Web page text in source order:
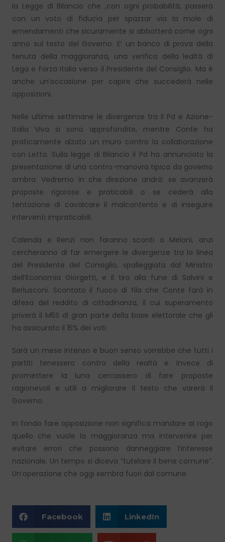
la Legge di Bilancio che ,con ogni probabilità, passerà
con un voto di fiducia per spazzar via la mole di
emendamenti che sicuramente si abbatterà come ogni
anno sul testo del Governo. E’ un banco di prova della
tenuta della maggioranza, una verifica della lealtà di
Lega e Forza Italia verso il Presidente del Consiglio. Ma è
anche un’occasione per capire che succederà nelle
opposizioni.
Nelle ultime settimane le divergenze tra il Pd e Azione-
Italia Viva si sono approfondite, mentre Conte ha
praticamente alzato un muro contro la collaborazione
con Letta. Sulla legge di Bilancio il Pd ha annunciato la
presentazione di una contro-manovra tipica da governo
ombra. Vedremo in che direzione andrà: se avanzerà
proposte rigorose e praticabili o se cederà alla
tentazione di cavalcare il malcontento e di inseguire
interventi impraticabili.
Calenda e Renzi non faranno sconti a Meloni, anzi
cercheranno di far emergere le divergenze tra la linea
del Presidente del Consiglio, spalleggiata dal Ministro
dell’Economia Giorgetti, e il tiro alla fune di Salvini e
Berlusconi. Scontato il fuoco di fila che Conte farà in
difesa del reddito di cittadinanza, il cui superamento
priverà il M5S di gran parte della base elettorale che gli
ha assicurato il 15% dei voti.
Sarà un mese intenso e buon senso vorrebbe che tutti i
partiti tenessero contro della realtà e invece di
promettere la luna cercassero di fare proposte
ragionevoli e utili a migliorare il testo che varerà il
Governo.
In fondo fare opposizione non significa mandare al rogo
quello che vuole la maggioranza ma intervenire per
evitare errori che possono danneggiare l’interesse
nazionale. Un tempo si diceva “tutelare il bene comune”.
Un’operazione che oggi sembra fuori dal comune.
Facebook LinkedIn